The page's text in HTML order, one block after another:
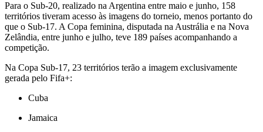
Para o Sub-20, realizado na Argentina entre maio e junho, 158
territórios tiveram acesso às imagens do torneio, menos portanto do
que o Sub-17. A Copa feminina, disputada na Austrália e na Nova
Zelândia, entre junho e julho, teve 189 países acompanhando a
competição.
Na Copa Sub-17, 23 territórios terão a imagem exclusivamente
gerada pelo Fifa+:
Cuba
Jamaica